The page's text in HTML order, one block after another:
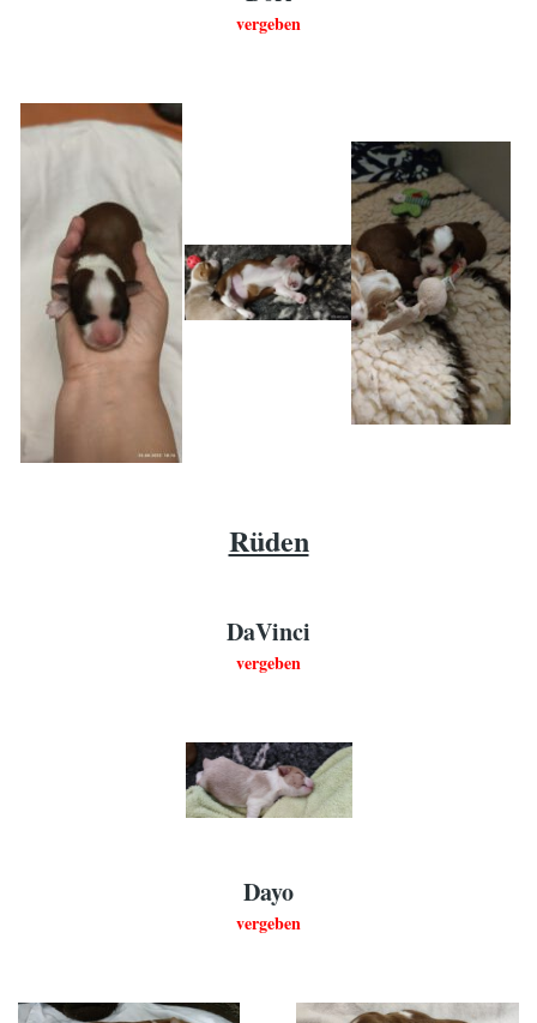
vergeben
Rüden
DaVinci
vergeben
Dayo
vergeben